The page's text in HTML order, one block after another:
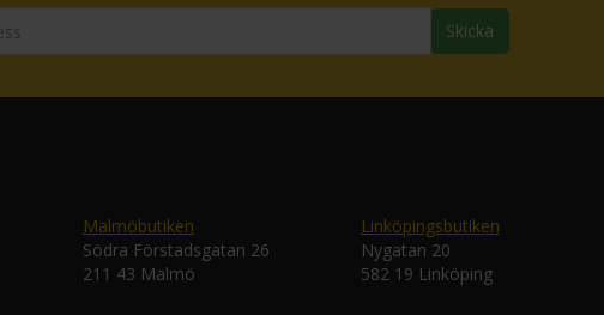
Skicka
Malmöbutiken
Södra Förstadsgatan 26
211 43 Malmö
Linköpingsbutiken
Nygatan 20
582 19 Linköping